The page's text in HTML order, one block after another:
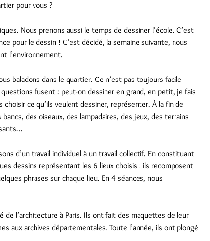
pour vous ?
Nous prenons aussi le temps de dessiner l’école. C’est
pour le dessin ! C’est décidé, la semaine suivante, nous
l’environnement.
baladons dans le quartier. Ce n’est pas toujours facile
fusent : peut-on dessiner en grand, en petit, je fais
choisir ce qu’ils veulent dessiner, représenter. À la fin de
des oiseaux, des lampadaires, des jeux, des terrains
d’un travail individuel à un travail collectif. En constituant
dessins représentant les 6 lieux choisis : ils recomposent
phrases sur chaque lieu. En 4 séances, nous
de l’architecture à Paris. Ils ont fait des maquettes de leur
aux archives départementales. Toute l’année, ils ont plongé